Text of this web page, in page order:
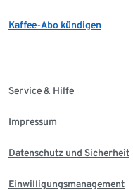
Kaffee-Abo kündigen
Service & Hilfe
Impressum
Datenschutz und Sicherheit
Einwilligungsmanagement